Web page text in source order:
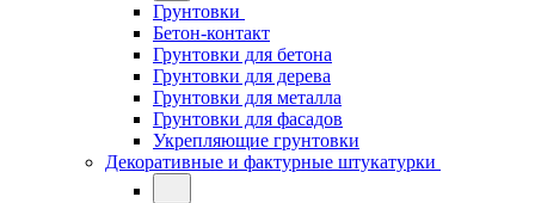
Грунтовки
Бетон-контакт
Грунтовки для бетона
Грунтовки для дерева
Грунтовки для металла
Грунтовки для фасадов
Укрепляющие грунтовки
Декоративные и фактурные штукатурки